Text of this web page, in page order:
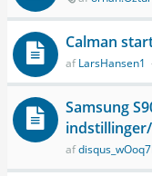
Calman
afLarsHansen1
Samsung
af